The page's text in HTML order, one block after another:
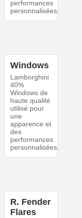
performances
personnalisées.
Windows
Lamborghini
40%
Windows de
haute qualité
utilisé pour
une
apparence et
des
performances
personnalisées.
R. Fender
Flares